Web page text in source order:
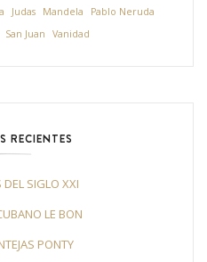
Judas Mandela
Pablo Neruda
San Juan Vanidad
RECIENTES
SIGLO XXI
LE BON
PONTY